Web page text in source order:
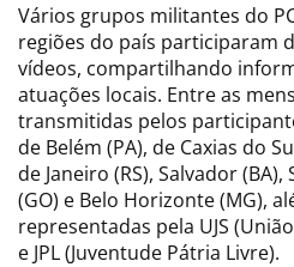
Vários grupos militantes do
regiões do país participaram
vídeos, compartilhando
atuações locais. Entre as
transmitidas pelos
de Belém (PA), de Caxias do
de Janeiro (RS), Salvador
(GO) e Belo Horizonte (MG),
representadas pela UJS
e JPL (Juventude Pátria Livre).